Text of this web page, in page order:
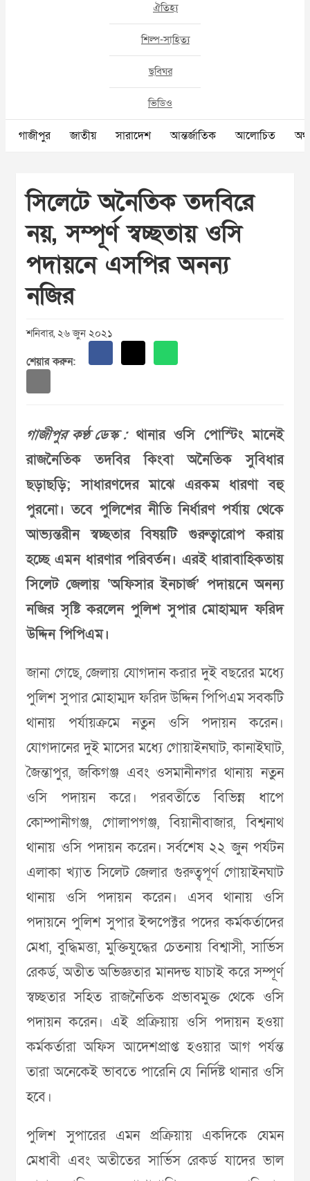
ঐতিহ্য
শিল্প-সাহিত্য
ছবিঘর
ভিডিও
গাজীপুর জাতীয় সারাদেশ আন্তর্জাতিক আলোচিত
সিলেটে অনৈতিক তদবিরে
নয়, সম্পূর্ণ স্বচ্ছতায় ওসি
পদায়নে এসপির অনন্য
নজির
শনিবার, ২৬ জুন ২০২১
শেয়ার করুন:
গাজীপুর কণ্ঠ ডেস্ক :থানার ওসি পোস্টিং মানেই
রাজনৈতিক তদবির কিংবা অনৈতিক সুবিধার
ছড়াছড়ি; সাধারণদের মাঝে এরকম ধারণা বহু
পুরনো। তবে পুলিশের নীতি নির্ধারণ পর্যায় থেকে
আভ্যন্তরীন স্বচ্ছতার বিষয়টি গুরুত্বারোপ করায়
হচ্ছে এমন ধারণার পরিবর্তন। এরই ধারাবাহিকতায়
সিলেট জেলায় ‘অফিসার ইনচার্জ’ পদায়নে অনন্য
নজির সৃষ্টি করলেন পুলিশ সুপার মোহাম্মদ ফরিদ
উদ্দিন পিপিএম।
জানা গেছে, জেলায় যোগদান করার দুই বছরের মধ্যে
পুলিশ সুপার মোহাম্মদ ফরিদ উদ্দিন পিপিএম সবকটি
থানায় পর্যায়ক্রমে নতুন ওসি পদায়ন করেন।
যোগদানের দুই মাসের মধ্যে গোয়াইনঘাট, কানাইঘাট,
জৈন্তাপুর, জকিগঞ্জ এবং ওসমানীনগর থানায় নতুন
ওসি পদায়ন করে। পরবর্তীতে বিভিন্ন ধাপে
কোম্পানীগঞ্জ, গোলাপগঞ্জ, বিয়ানীবাজার, বিশ্বনাথ
থানায় ওসি পদায়ন করেন। সর্বশেষ ২২ জুন পর্যটন
এলাকা খ্যাত সিলেট জেলার গুরুত্বপূর্ণ গোয়াইনঘাট
থানায় ওসি পদায়ন করেন। এসব থানায় ওসি
পদায়নে পুলিশ সুপার ইন্সপেক্টর পদের কর্মকর্তাদের
মেধা, বুদ্ধিমত্তা, মুক্তিযুদ্ধের চেতনায় বিশ্বাসী, সার্ভিস
রেকর্ড, অতীত অভিজ্ঞতার মানদন্ড যাচাই করে সম্পূর্ণ
স্বচ্ছতার সহিত রাজনৈতিক প্রভাবমুক্ত থেকে ওসি
পদায়ন করেন। এই প্রক্রিয়ায় ওসি পদায়ন হওয়া
কর্মকর্তারা অফিস আদেশপ্রাপ্ত হওয়ার আগ পর্যন্ত
তারা অনেকেই ভাবতে পারেনি যে নির্দিষ্ট থানার ওসি
হবে।
পুলিশ সুপারের এমন প্রক্রিয়ায় একদিকে যেমন
মেধাবী এবং অতীতের সার্ভিস রেকর্ড যাদের ভাল